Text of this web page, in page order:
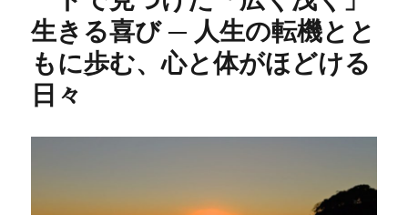
生きる喜び ─ 人生の転機とと
もに歩む、心と体がほどける
日々